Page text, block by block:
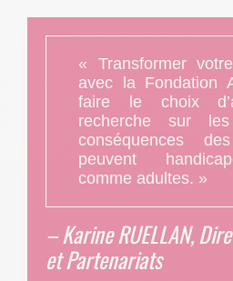
« Transformer
avec la Fondation
faire le choix
recherche sur
conséquences
peuvent
comme adultes. »
– Karine RUELLAN,
et Partenariats